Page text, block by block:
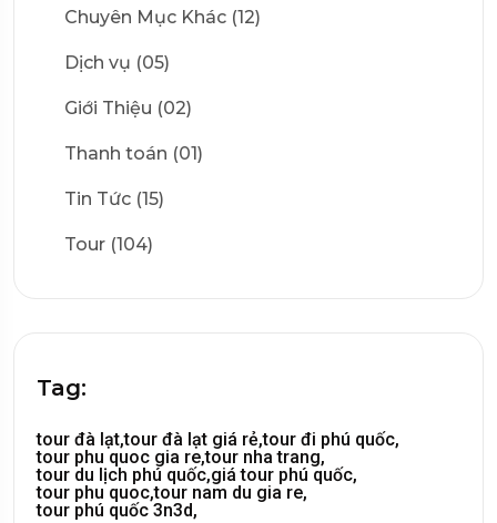
Chuyên Mục Khác (12)
Dịch vụ (05)
Giới Thiệu (02)
Thanh toán (01)
Tin Tức (15)
Tour (104)
Tag:
tour đà lạt,tour đà lạt giá rẻ,tour đi phú quốc,
tour phu quoc gia re,tour nha trang,
tour du lịch phú quốc,giá tour phú quốc,
tour phu quoc,tour nam du gia re,
tour phú quốc 3n3d,